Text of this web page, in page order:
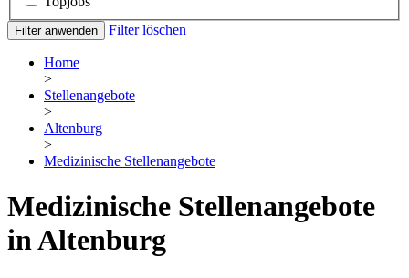
Filter anwenden Filter löschen
Home
>
Stellenangebote
>
Altenburg
>
Medizinische Stellenangebote
Medizinische Stellenangebote
in Altenburg